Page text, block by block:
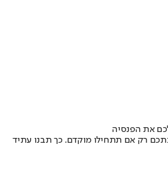
את הפנסיה
רק אם תתחילו מוקדם. כך תבנו עתיד